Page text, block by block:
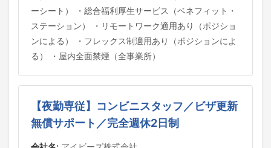
ーシート） ・総合福利厚生サービス（ベネフィット・
ステーション） ・リモートワーク適用あり（ポジショ
ンによる） ・フレックス制適用あり（ポジションによ
る） ・屋内全面禁煙（全事業所）
【夜勤専従】コンビニスタッフ／ビザ更新
無償サポート／完全週休2日制